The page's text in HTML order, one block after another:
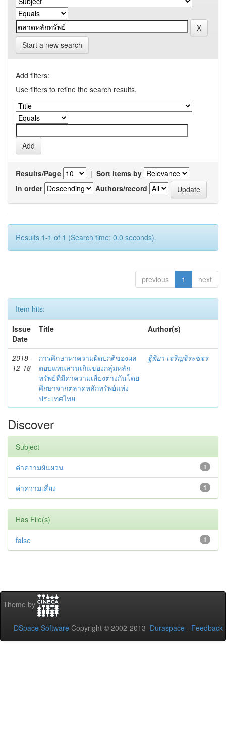
Start a new search
Add filters:
Use filters to refine the search results.
Results/Page | Sort items by
In order
Authors/record
Results 1-1 of 1 (Search time: 0.0 seconds).
previous 1 next
Item hits:
Issue
Date
Title Author(s)
2018-
12-18
การศึกษาหาความผิดปกติของผล
ตอบแทนส่วนเกินของกลุ่มหลัก
ทรัพย์ที่มีค่าความเสี่ยงต่างกันโดย
ศึกษาจากตลาดหลักทรัพย์แห่ง
ประเทศไทย
ฐิติยา เจริญจิระขจร
Discover
Subject
1
ค่าความผันผวน
1
ค่าความเสี่ยง
Has File(s)
1
false
Theme by
DSpace Software Copyright © 2002-2013 Duraspace - Feedback